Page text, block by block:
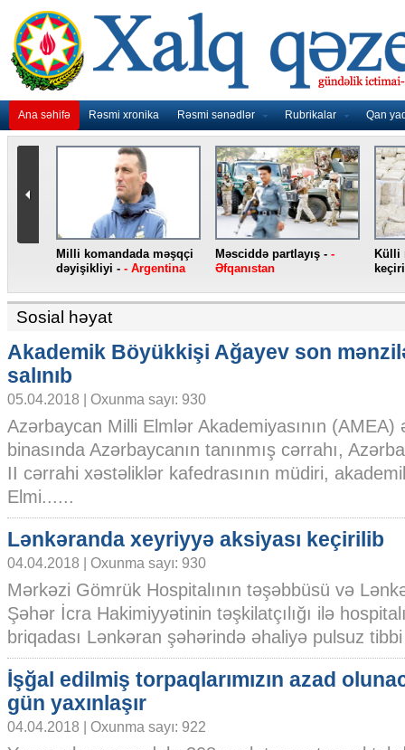
Ana səhifə Rəsmi xronika Rəsmi sənədlər Rubrikalar Qan
Jirinovski qarət edilib --
Rusiya
Yeni “iPhone”
smartfonları -
Sosial həyat
Akademik Böyükkişi Ağayev son
salınıb
05.04.2018 | Oxunma sayı: 930
Azərbaycan Milli Elmlər Akademiyasının (AMEA)
binasında Azərbaycanın tanınmış cərrahı,
II cərrahi xəstəliklər kafedrasının müdiri,
Elmi......
Lənkəranda xeyriyyə aksiyası keçirilib
04.04.2018 | Oxunma sayı: 930
Mərkəzi Gömrük Hospitalının təşəbbüsü və
Şəhər İcra Hakimiyyətinin təşkilatçılığı ilə
briqadası Lənkəran şəhərində əhaliyə pulsuz
İşğal edilmiş torpaqlarımızın azad
gün yaxınlaşır
04.04.2018 | Oxunma sayı: 922